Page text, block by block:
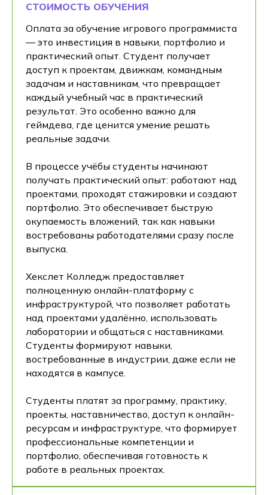
СТОИМОСТЬ ОБУЧЕНИЯ
Оплата за обучение игрового программиста
— это инвестиция в навыки, портфолио и
практический опыт. Студент получает
доступ к проектам, движкам, командным
задачам и наставникам, что превращает
каждый учебный час в практический
результат. Это особенно важно для
геймдева, где ценится умение решать
реальные задачи.
В процессе учёбы студенты начинают
получать практический опыт: работают над
проектами, проходят стажировки и создают
портфолио. Это обеспечивает быструю
окупаемость вложений, так как навыки
востребованы работодателями сразу после
выпуска.
Хекслет Колледж предоставляет
полноценную онлайн-платформу с
инфраструктурой, что позволяет работать
над проектами удалённо, использовать
лаборатории и общаться с наставниками.
Студенты формируют навыки,
востребованные в индустрии, даже если не
находятся в кампусе.
Студенты платят за программу, практику,
проекты, наставничество, доступ к онлайн-
ресурсам и инфраструктуре, что формирует
профессиональные компетенции и
портфолио, обеспечивая готовность к
работе в реальных проектах.
зафиксируй за собой место в колледже
на самых выгодных условиях
+7
Записаться
После отправки заявки откроется чат-
консультант. В нём вы сможете получить
консультацию прямо сейчас, не дожидаясь
звонка менеджера.
Нажимая на кнопку Получить консультацию я даю
Согласиена обработкуперсональных данных
Забронируй место
в колледже пока
учишься в школе